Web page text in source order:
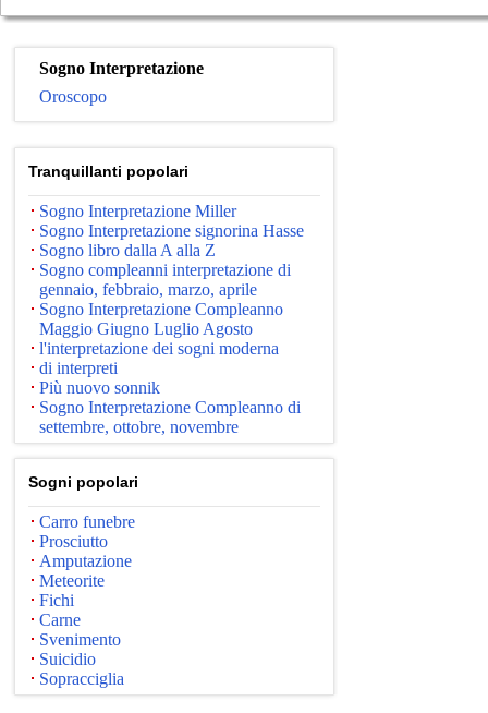
Sogno Interpretazione
Oroscopo
Tranquillanti popolari
Sogno Interpretazione Miller
Sogno Interpretazione signorina Hasse
Sogno libro dalla A alla Z
Sogno compleanni interpretazione di
gennaio, febbraio, marzo, aprile
Sogno Interpretazione Compleanno
Maggio Giugno Luglio Agosto
l'interpretazione dei sogni moderna
di interpreti
Più nuovo sonnik
Sogno Interpretazione Compleanno di
settembre, ottobre, novembre
Sogni popolari
Carro funebre
Prosciutto
Amputazione
Meteorite
Fichi
Carne
Svenimento
Suicidio
Sopracciglia